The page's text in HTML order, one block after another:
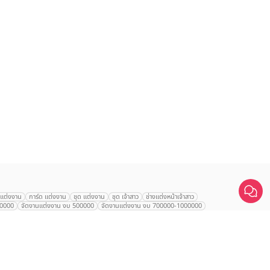
ต่งงาน การ์ด แต่งงาน ชุด แต่งงาน ชุด เจ้าสาว
ช่างแต่งหน้าเจ้าสาว
จัดงานแต่งงาน งบ 500000
จัดงานแต่งงาน งบ 700000-1000000